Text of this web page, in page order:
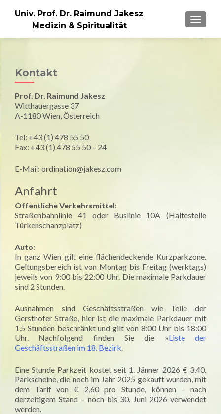
MENU
Univ. Prof. Dr. Raimund Jakesz
Medizin & Spiritualität
Kontakt
Prof. Dr. Raimund Jakesz
Witthauergasse 37
A-1180 Wien, Österreich
Tel: +43 (1) 478 55 50
Fax: +43 (1) 478 55 50 – 24
E-Mail: ordination@jakesz.com
Anfahrt
Öffentliche Verkehrsmittel:
Straßenbahnlinie 41 oder Buslinie 10A (Haltestelle
Türkenschanzplatz)
Auto:
In ganz Wien gilt eine flächendeckende Kurzparkzone.
Geltungsbereich ist von Montag bis Freitag (werktags)
jeweils von 9:00 bis 22:00 Uhr. Die maximale Parkdauer
sind 2 Stunden.
Ausnahmen sind Geschäftsstraßen wie Teile der
Gersthofer Straße, hier ist die maximale Parkdauer mit
1,5 Stunden beschränkt und gilt von 8:00 Uhr bis 18:00
Uhr. Nachfolgend finden Sie die »Liste der
Geschäftsstraßen im 18. Bezirk.
Eine Stunde Parkzeit kostet seit 1. Jänner 2026 € 3,40.
Parkscheine, die noch im Jahr 2025 gekauft wurden, mit
dem Tarif von € 2,60 pro Stunde, können – nach
derzeitigem Stand – noch bis 30. Juni 2026 verwendet
werden.